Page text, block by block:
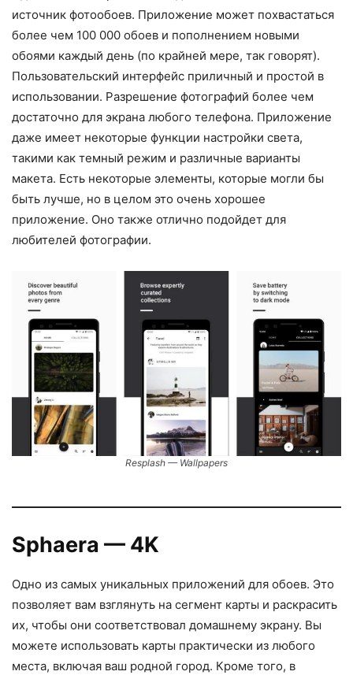
источник фотообоев. Приложение может похвастаться
более чем 100 000 обоев и пополнением новыми
обоями каждый день (по крайней мере, так говорят).
Пользовательский интерфейс приличный и простой в
использовании. Разрешение фотографий более чем
достаточно для экрана любого телефона. Приложение
даже имеет некоторые функции настройки света,
такими как темный режим и различные варианты
макета. Есть некоторые элементы, которые могли бы
быть лучше, но в целом это очень хорошее
приложение. Оно также отлично подойдет для
любителей фотографии.
Resplash — Wallpapers
Sphaera — 4K
Одно из самых уникальных приложений для обоев. Это
позволяет вам взглянуть на сегмент карты и раскрасить
их, чтобы они соответствовал домашнему экрану. Вы
можете использовать карты практически из любого
места, включая ваш родной город. Кроме того, в